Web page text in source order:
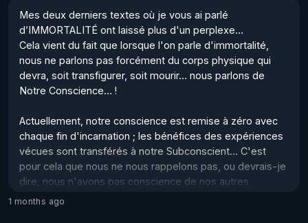
Mes deux derniers textes où je vous ai parlé
d’IMMORTALITÉ ont laissé plus d'un perplexe…
Cela vient du fait que lorsque l'on parle d'immortalité,
nous ne parlons pas forcément du corps physique qui
devra, soit transfigurer, soit mourir… nous parlons de
Notre Conscience… !
Actuellement, notre conscience est remise à zéro avec
chaque fin d'incarnation ; les bénéfices des expériences
vécues sont transférés à notre Subconscient… C'est
pour cela que nous ne nous rappelons pas, ou devrais-je
dire, nous n'avons pas conscience de nos autres
incarnations… en général…
1 months ago